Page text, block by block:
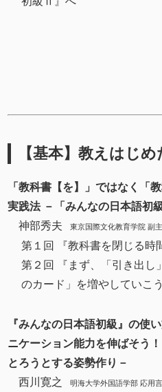
【基本】教えはじ
「教科書【を】」ではなく「
実践法 －「みんなの日本語初
神部秀夫 東京国際文化教育学院 副
第１回 『教科書を閉じる時
第２回 『まず、「引き出し
のカード」を増やしていこう
『みんなの日本語初級』の使
ニケーション能力を伸ばそう
とろうとする姿勢作り－
西川寛之
明海大学外国語学部 応用